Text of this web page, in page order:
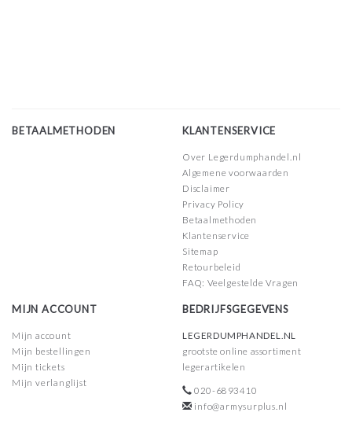
BETAALMETHODEN KLANTENSERVICE
Over Legerdumphandel.nl
Algemene voorwaarden
Disclaimer
Privacy Policy
Betaalmethoden
Klantenservice
Sitemap
Retourbeleid
FAQ: Veelgestelde Vragen
MIJN ACCOUNT
Mijn account
Mijn bestellingen
Mijn tickets
Mijn verlanglijst
BEDRIJFSGEGEVENS
LEGERDUMPHANDEL.NL
grootste online assortiment
legerartikelen
020-6893410
info@armysurplus.nl